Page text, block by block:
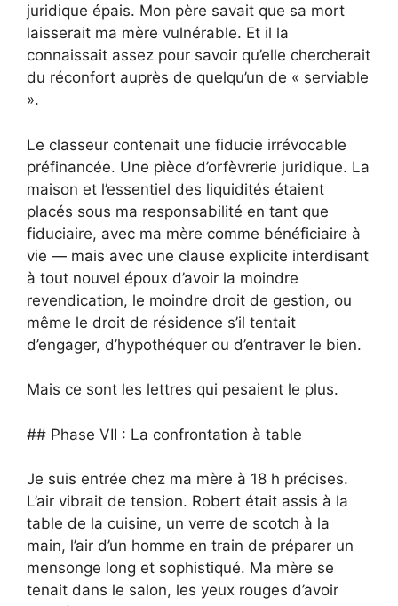
juridique épais. Mon père savait que sa mort
laisserait ma mère vulnérable. Et il la
connaissait assez pour savoir qu’elle chercherait
du réconfort auprès de quelqu’un de « serviable
».
Le classeur contenait une fiducie irrévocable
préfinancée. Une pièce d’orfèvrerie juridique. La
maison et l’essentiel des liquidités étaient
placés sous ma responsabilité en tant que
fiduciaire, avec ma mère comme bénéficiaire à
vie — mais avec une clause explicite interdisant
à tout nouvel époux d’avoir la moindre
revendication, le moindre droit de gestion, ou
même le droit de résidence s’il tentait
d’engager, d’hypothéquer ou d’entraver le bien.
Mais ce sont les lettres qui pesaient le plus.
## Phase VII : La confrontation à table
Je suis entrée chez ma mère à 18 h précises.
L’air vibrait de tension. Robert était assis à la
table de la cuisine, un verre de scotch à la
main, l’air d’un homme en train de préparer un
mensonge long et sophistiqué. Ma mère se
tenait dans le salon, les yeux rouges d’avoir